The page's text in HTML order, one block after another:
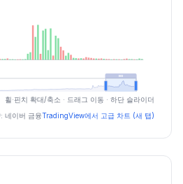
(스크린 리더용)
종가 등락률%거래량
20500-1.20 278303
19280-5.95554570
휠·핀치 확대/축소 · 드래그 이동 · 하단 슬라이더
네이버 금융TradingView에서 고급 차트 (새 탭)